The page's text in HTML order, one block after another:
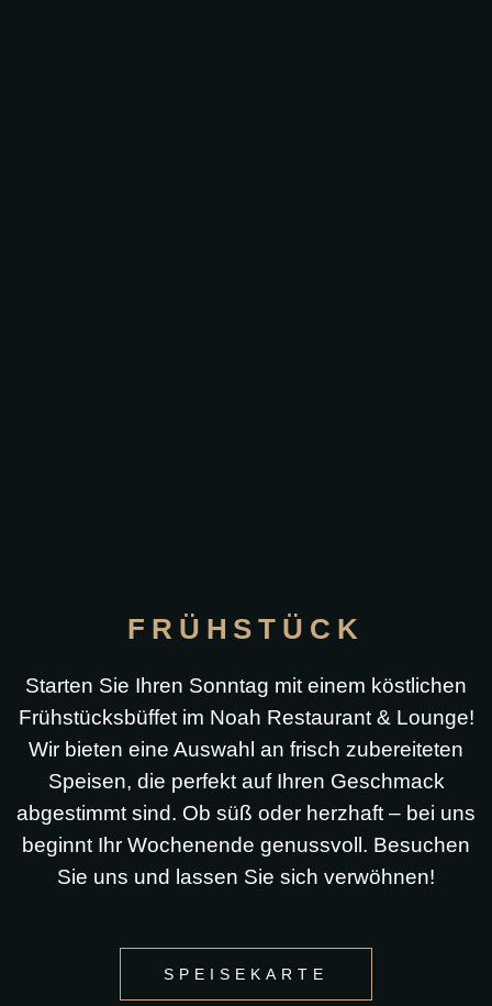
FRÜHSTÜCK
Starten Sie Ihren Sonntag mit einem köstlichen
Frühstücksbüffet im Noah Restaurant & Lounge!
Wir bieten eine Auswahl an frisch zubereiteten
Speisen, die perfekt auf Ihren Geschmack
abgestimmt sind. Ob süß oder herzhaft – bei uns
beginnt Ihr Wochenende genussvoll. Besuchen
Sie uns und lassen Sie sich verwöhnen!
SPEISEKARTE